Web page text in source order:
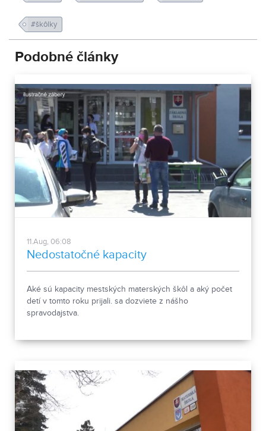
#škôlky
Podobné články
11.Aug, 06:08
Nedostatočné kapacity
Aké sú kapacity mestských materských škôl a aký počet
detí v tomto roku prijali. sa dozviete z nášho
spravodajstva.